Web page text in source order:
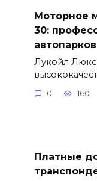
Моторное
30:
автопарков
Лукойл
0 160
Платные